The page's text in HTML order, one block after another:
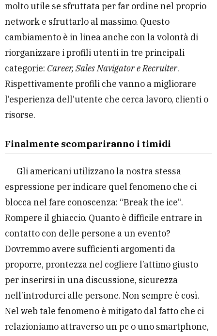
molto utile se sfruttata per far ordine nel proprio
network e sfruttarlo al massimo. Questo
cambiamento è in linea anche con la volontà di
riorganizzare i profili utenti in tre principali
categorie: Career, Sales Navigator e Recruiter.
Rispettivamente profili che vanno a migliorare
l’esperienza dell’utente che cerca lavoro, clienti o
risorse.
Finalmente scompariranno i timidi
Gli americani utilizzano la nostra stessa
espressione per indicare quel fenomeno che ci
blocca nel fare conoscenza: “Break the ice”.
Rompere il ghiaccio. Quanto è difficile entrare in
contatto con delle persone a un evento?
Dovremmo avere sufficienti argomenti da
proporre, prontezza nel cogliere l’attimo giusto
per inserirsi in una discussione, sicurezza
nell’introdurci alle persone. Non sempre è così.
Nel web tale fenomeno è mitigato dal fatto che ci
relazioniamo attraverso un pc o uno smartphone,